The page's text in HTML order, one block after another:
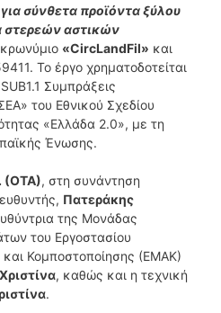
σύνθετα προϊόντα ξύλου
στερεών αστικών
«CircLandFil» και
Το έργο χρηματοδοτείται
Συμπράξεις
του Εθνικού Σχεδίου
«Ελλάδα 2.0», με τη
Ένωσης.
(ΟΤΑ), στη συνάντηση
Πατεράκης
της Μονάδας
του Εργοστασίου
Κομποστοποίησης (ΕΜΑΚ)
, καθώς και η τεχνική
.